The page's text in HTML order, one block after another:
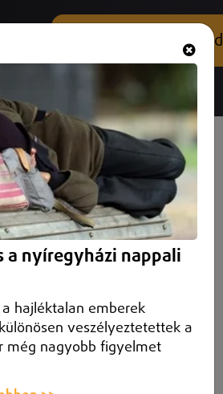
Hallgasd és nézd
a nyíregyházi nappali
hajléktalan emberek
veszélyeztetettek a
még nagyobb figyelmet